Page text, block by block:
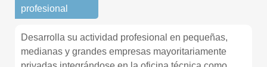
profesional
Desarrolla su actividad profesional en pequeñas,
medianas y grandes empresas mayoritariamente